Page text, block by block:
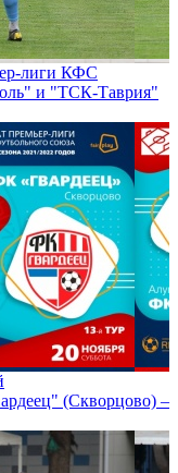
лиги КФС
и "ТСК-Таврия"
(Скворцово) –